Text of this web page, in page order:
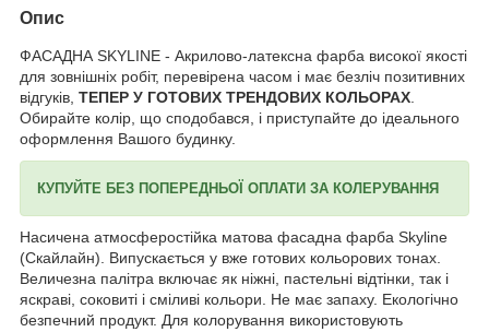
Опис
ФАСАДНА SKYLINE - Акрилово-латексна фарба високої якості
для зовнішніх робіт, перевірена часом і має безліч позитивних
відгуків, ТЕПЕР У ГОТОВИХ ТРЕНДОВИХ КОЛЬОРАХ
Обирайте колір, що сподобався, і приступайте до ідеального
оформлення Вашого будинку.
КУПУЙТЕ БЕЗ ПОПЕРЕДНЬОЇ ОПЛАТИ ЗА КОЛЕРУВАННЯ
Насичена атмосферостійка матова фасадна фарба Skyline
(Скайлайн). Випускається у вже готових кольорових тонах.
Величезна палітра включає як ніжні, пастельні відтінки, так і
яскраві, соковиті і сміливі кольори. Не має запаху. Екологічно
безпечний продукт. Для колорування використовують